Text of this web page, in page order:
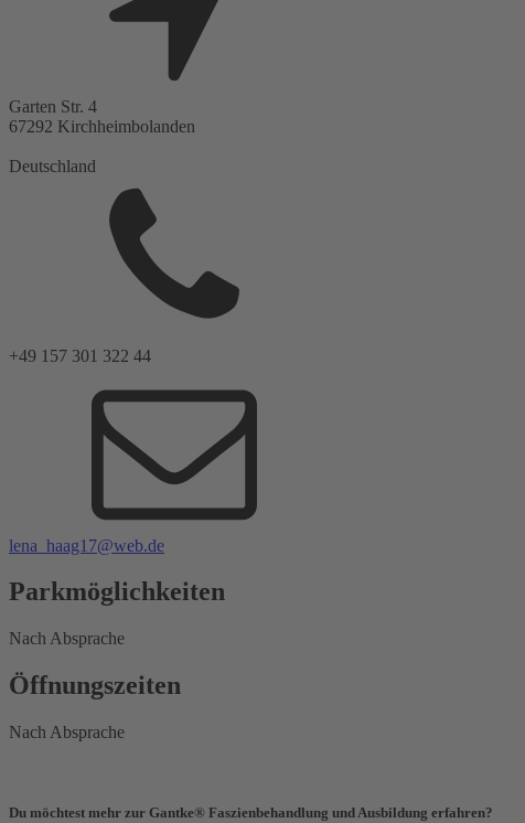
Garten Str. 4
67292 Kirchheimbolanden
Deutschland
+49 157 301 322 44
lena_haag17@web.de
Parkmöglichkeiten
Nach Absprache
Öffnungszeiten
Nach Absprache
Du möchtest mehr zur Gantke® Faszienbehandlung und Ausbildung erfahren?